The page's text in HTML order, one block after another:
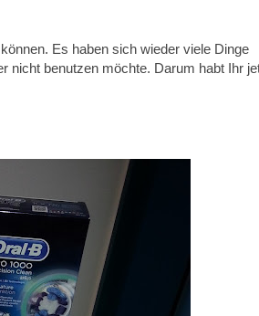
Es haben sich wieder viele Dinge
nicht benutzen möchte. Darum habt Ihr